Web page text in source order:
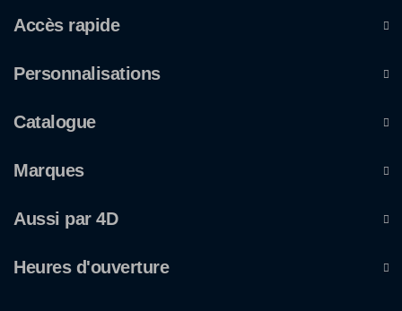
Accès rapide
Personnalisations
Catalogue
Marques
Aussi par 4D
Heures d'ouverture